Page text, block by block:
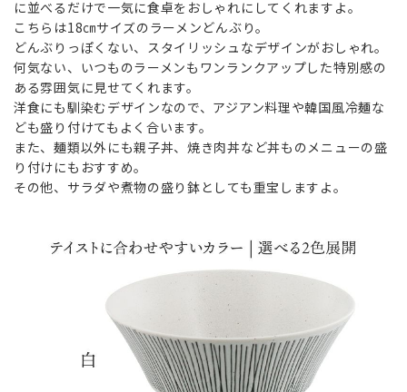
に並べるだけで一気に食卓をおしゃれにしてくれますよ。
こちらは18㎝サイズのラーメンどんぶり。
どんぶりっぽくない、スタイリッシュなデザインがおしゃれ。
何気ない、いつものラーメンもワンランクアップした特別感の
ある雰囲気に見せてくれます。
洋食にも馴染むデザインなので、アジアン料理や韓国風冷麺な
ども盛り付けてもよく合います。
また、麺類以外にも親子丼、焼き肉丼など丼ものメニューの盛
り付けにもおすすめ。
その他、サラダや煮物の盛り鉢としても重宝しますよ。